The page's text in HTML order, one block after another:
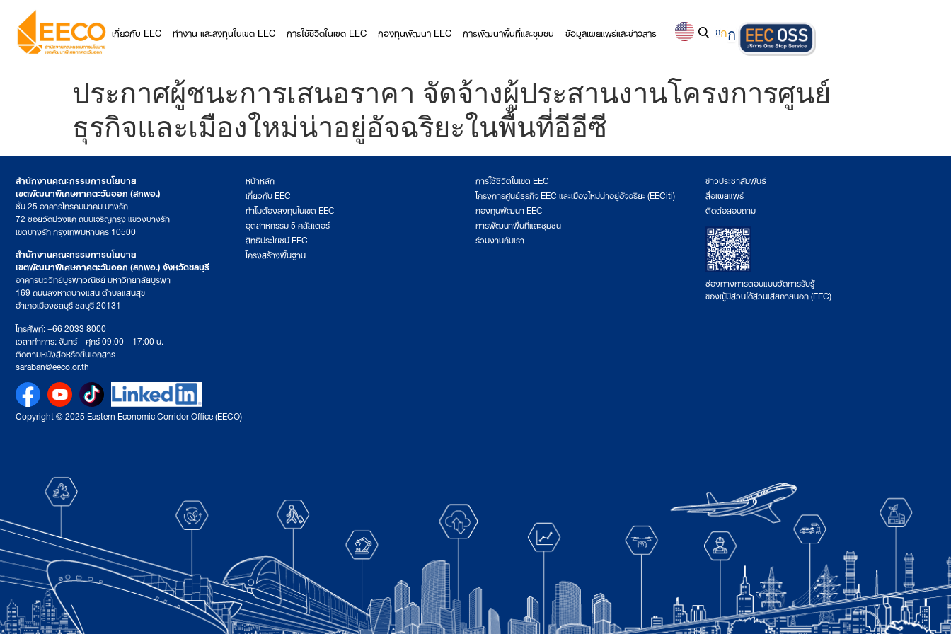
เกี่ยวกับ EEC ทำงาน และลงทุนในเขต EEC การใช้ชีวิตในเขต EEC กองทุนพัฒนา EEC การพัฒนาพื้นที่และชุมชน ข้อมูลเผยแพร่และข่าวสาร กกก
ประกาศผู้ชนะการเสนอราคา จัดจ้างผู้ประสานงานโครงการศูนย์
ธุรกิจและเมืองใหม่น่าอยู่อัจฉริยะในพื้นที่อีอีซี
สำนักงานคณะกรรมการนโยบาย
เขตพัฒนาพิเศษภาคตะวันออก (สกพอ.)
ชั้น 25 อาคารโทรคมนาคม บางรัก
72 ซอยวัดม่วงแค ถนนเจริญกรุง แขวงบางรัก
เขตบางรัก กรุงเทพมหานคร 10500
สำนักงานคณะกรรมการนโยบาย
เขตพัฒนาพิเศษภาคตะวันออก (สกพอ.) จังหวัดชลบุรี
อาคารนววิทย์บูรพาวณิชย์ มหาวิทยาลัยบูรพา
169 ถนนลงหาดบางแสน ตำบลแสนสุข
อำเภอเมืองชลบุรี ชลบุรี 20131
โทรศัพท์: +66 2033 8000
เวลาทำการ: จันทร์ – ศุกร์ 09:00 – 17:00 น.
ติดตามหนังสือหรือยื่นเอกสาร
saraban@eeco.or.th
หน้าหลัก
เกี่ยวกับ EEC
ทำไมต้องลงทุนในเขต EEC
อุตสาหกรรม 5 คลัสเตอร์
สิทธิประโยชน์ EEC
โครงสร้างพื้นฐาน
การใช้ชีวิตในเขต EEC
โครงการศูนย์ธุรกิจ EEC และเมืองใหม่น่าอยู่อัจฉริยะ (EECiti)
กองทุนพัฒนา EEC
การพัฒนาพื้นที่และชุมชน
ร่วมงานกับเรา
ข่าวประชาสัมพันธ์
สื่อเผยแพร่
ติดต่อสอบถาม
ช่องทางการตอบแบบวัดการรับรู้
ของผู้มีส่วนได้ส่วนเสียภายนอก (EEC)
Copyright © 2025 Eastern Economic Corridor Office (EECO)